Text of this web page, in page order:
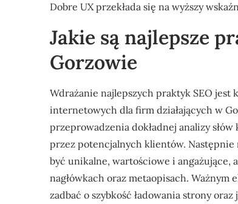
Dobre UX przekłada się na wyższy
Jakie są najlepsze
Gorzowie
Wdrażanie najlepszych praktyk SEO
internetowych dla firm działających w
przeprowadzenia dokładnej analizy
przez potencjalnych klientów.
być unikalne, wartościowe i angażujące,
nagłówkach oraz metaopisach.
zadbać o szybkość ładowania strony